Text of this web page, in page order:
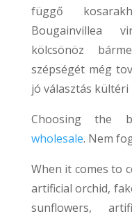
függő
Bougainvillea
kölcsönöz
szépségét még
jó választás kültéri
Choosing the
wholesale. Nem
When it comes to
artificial orchid,
sunflowers,